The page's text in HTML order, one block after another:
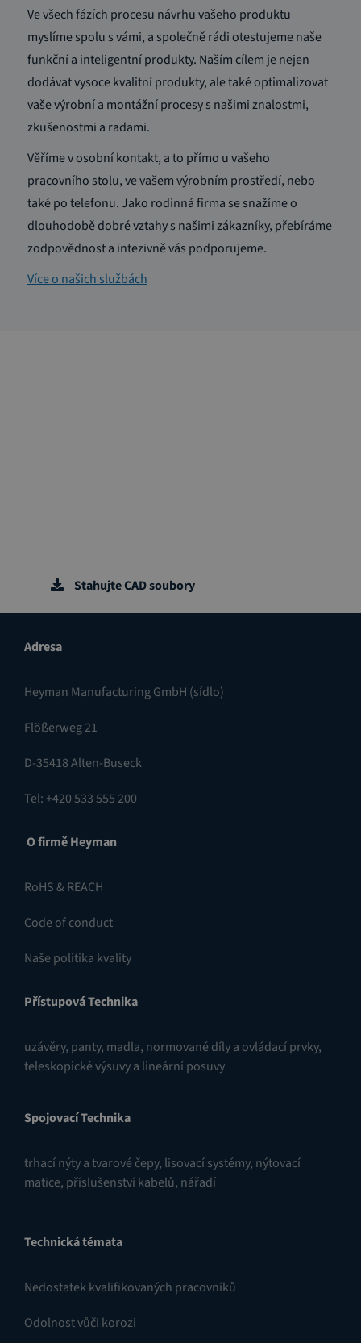
Ve všech fázích procesu návrhu vašeho produktu
myslíme spolu s vámi, a společně rádi otestujeme naše
funkční a inteligentní produkty. Naším cílem je nejen
dodávat vysoce kvalitní produkty, ale také optimalizovat
vaše výrobní a montážní procesy s našimi znalostmi,
zkušenostmi a radami.
Věříme v osobní kontakt, a to přímo u vašeho
pracovního stolu, ve vašem výrobním prostředí, nebo
také po telefonu. Jako rodinná firma se snažíme o
dlouhodobě dobré vztahy s našimi zákazníky, přebíráme
zodpovědnost a intezivně vás podporujeme.
Více o našich službách
Stahujte CAD soubory
Adresa
Heyman Manufacturing GmbH (sídlo)
Flößerweg 21
D-35418 Alten-Buseck
Tel: +420 533 555 200
O firmě Heyman
RoHS & REACH
Code of conduct
Naše politika kvality
Přístupová Technika
uzávěry, panty, madla, normované díly a ovládací prvky,
teleskopické výsuvy a lineární posuvy
Spojovací Technika
trhací nýty a tvarové čepy, lisovací systémy, nýtovací
matice, příslušenství kabelů, nářadí
Technická témata
Nedostatek kvalifikovaných pracovníků
Odolnost vůči korozi